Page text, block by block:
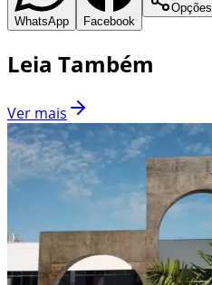
WhatsApp Facebook
Opções
Leia Também
Ver mais